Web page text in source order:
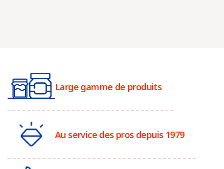
Large gamme de produits
Au service des pros depuis 1979